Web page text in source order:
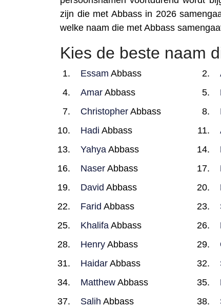
zijn die met Abbass in 2026
welke naam die met Abbass
Kies de beste naam
Essam Abbass
Amar Abbass
Christopher Abbass
Hadi Abbass
Yahya Abbass
Naser Abbass
David Abbass
Farid Abbass
Khalifa Abbass
Henry Abbass
Haidar Abbass
Matthew Abbass
Salih Abbass